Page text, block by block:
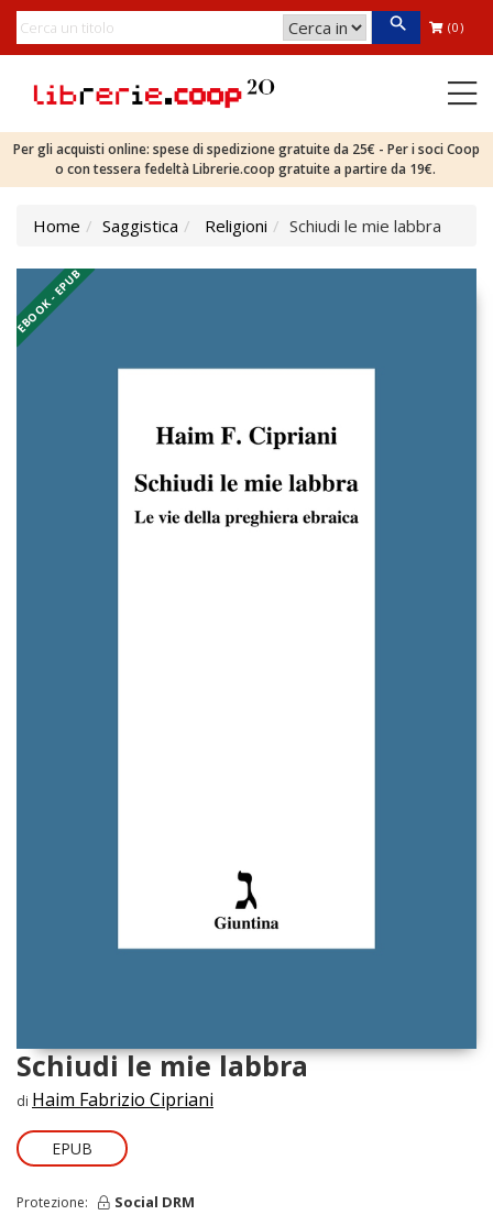
(0)
Per gli acquisti online: spese di spedizione gratuite da 25€ - Per i soci Coop
o con tessera fedeltà Librerie.coop gratuite a partire da 19€.
Home Saggistica Religioni Schiudi le mie labbra
EBOOK - EPUB
Schiudi le mie labbra
di Haim Fabrizio Cipriani
EPUB
Protezione: Social DRM